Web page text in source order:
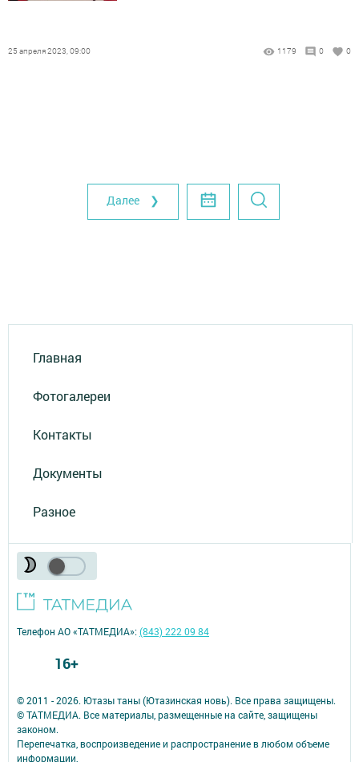
25 апреля 2023, 09:00 1179 0 0
Далее ❯
Главная
Фотогалереи
Контакты
Документы
Разное
© 2011 - 2026. Ютазы таны (Ютазинская новь). Все права защищены.
© ТАТМЕДИА. Все материалы, размещенные на сайте, защищены
законом.
Перепечатка, воспроизведение и распространение в любом объеме
информации,
Телефон АО «ТАТМЕДИА»:(843) 222 09 84
16+